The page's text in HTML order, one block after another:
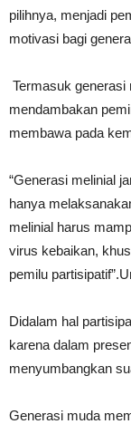
pilihnya, menjadi
motivasi bagi
Termasuk
mendambakan
membawa pada
“Generasi melinial
hanya
melinial harus
virus kebaikan,
pemilu
Didalam hal
karena dalam
menyumbangkan
Generasi muda